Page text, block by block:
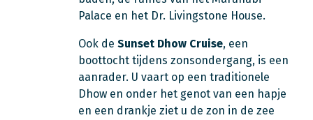
Palace en het Dr. Livingstone House.
Ook de Sunset Dhow Cruise, een
boottocht tijdens zonsondergang, is een
aanrader. U vaart op een traditionele
Dhow en onder het genot van een hapje
en een drankje ziet u de zon in de zee